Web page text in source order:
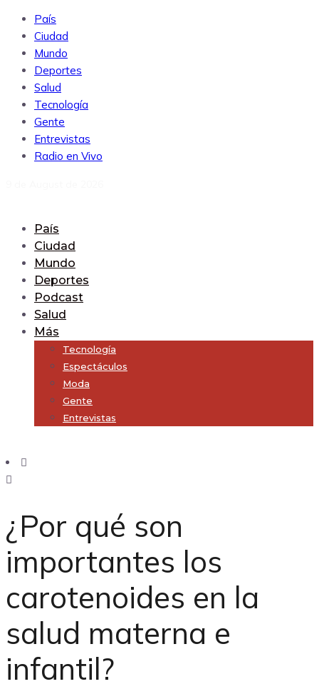
País
Ciudad
Mundo
Deportes
Salud
Tecnología
Gente
Entrevistas
Radio en Vivo
País
Ciudad
Mundo
Deportes
Podcast
Salud
Más
Tecnología
Espectáculos
Moda
Gente
Entrevistas
¿Por qué son
importantes los
carotenoides en la
salud materna e
infantil?